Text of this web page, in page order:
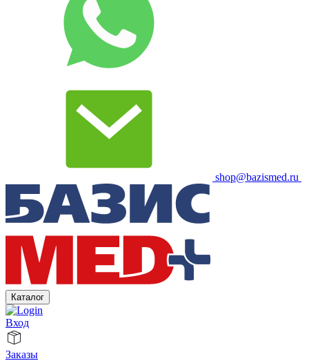
shop@bazismed.ru
Каталог
Вход
Заказы